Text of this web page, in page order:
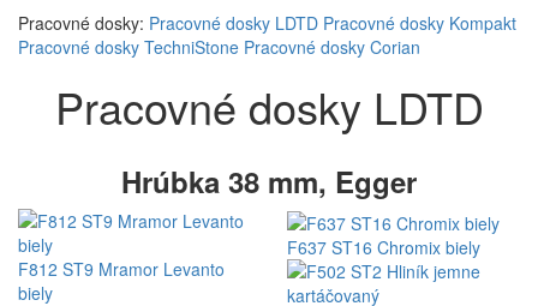
Pracovné dosky: Pracovné dosky LDTD Pracovné dosky Kompakt
Pracovné dosky TechniStone Pracovné dosky Corian
Pracovné dosky LDTD
Hrúbka 38 mm, Egger
F812 ST9 Mramor Levanto
biely
F637 ST16 Chromix biely